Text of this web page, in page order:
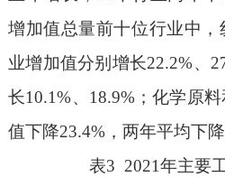
增加值总量前十位行业中
业增加值分别增长22.2%、
长10.1%、 18.9%；化学原
值下降23.4%，两年平均下降
表3 2021年主要